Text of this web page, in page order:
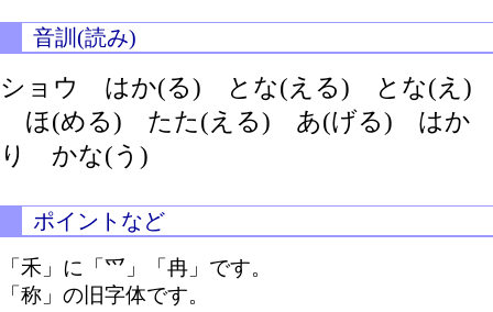
音訓(読み)
ショウ はか(る) とな(える)
とな(え)
ほ(める)
たた(える) あ(げる) はか
り かな(う)
ポイントなど
「禾」に「爫」「冉」です。
「称」の旧字体です。